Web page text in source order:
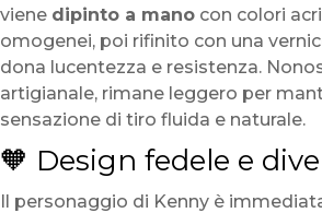
viene dipinto a mano con colori
omogenei, poi rifinito con una
dona lucentezza e resistenza.
artigianale, rimane leggero per
sensazione di tiro fluida e naturale.
🧡 Design fedele e
Il personaggio di Kenny è